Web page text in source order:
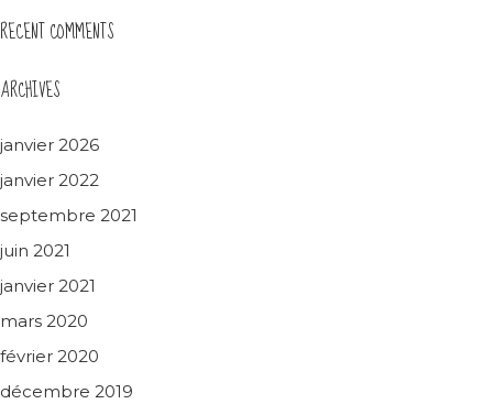
RECENT COMMENTS
ARCHIVES
janvier 2026
janvier 2022
septembre 2021
juin 2021
janvier 2021
mars 2020
février 2020
décembre 2019